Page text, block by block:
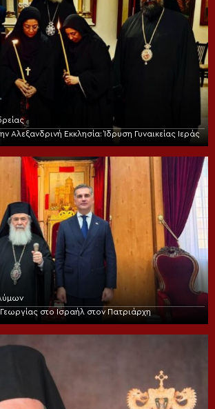
Αλεξανδρινή Εκκλησία: Ίδρυση Γυναικείας Ιεράς
στο Ισραήλ στον Πατριάρχη